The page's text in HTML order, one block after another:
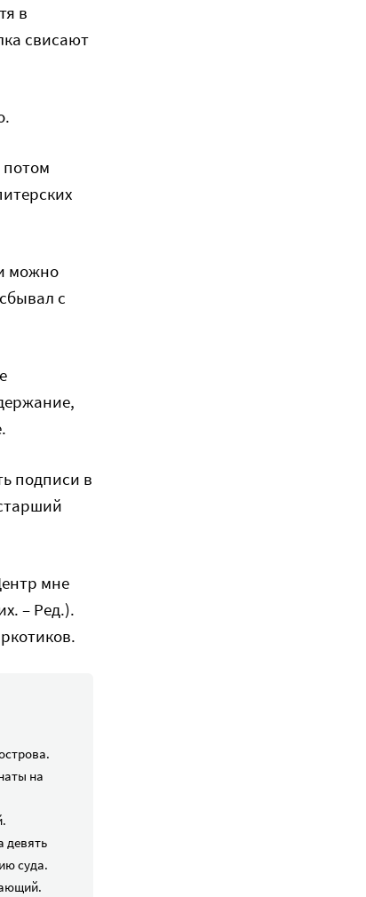
в
свисают
потом
можно
с
подписи в
мне
– Ред.).
на
девять
суда.